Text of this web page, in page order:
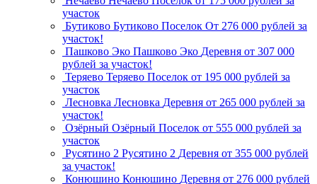
участок
Бутиково Бутиково Поселок От 276 000 рублей за
участок!
Пашково Эко Пашково Эко Деревня от 307 000
рублей за участок!
Теряево Теряево Поселок от 195 000 рублей за
участок
Лесновка Лесновка Деревня от 265 000 рублей за
участок!
Озёрный Озёрный Поселок от 555 000 рублей за
участок
Русятино 2 Русятино 2 Деревня от 355 000 рублей
за участок!
Конюшино Конюшино Деревня от 276 000 рублей